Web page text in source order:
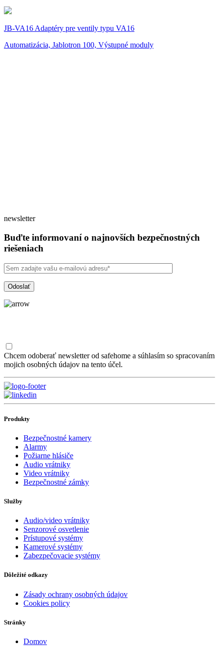
JB-VA16 Adaptéry pre ventily typu VA16
Automatizácia, Jablotron 100, Výstupné moduly
newsletter
Buďte informovaní o najnovších bezpečnostných
riešeniach
Chcem odoberať newsletter od safehome a súhlasím so spracovaním
mojich osobných údajov na tento účel.
Produkty
Bezpečnostné kamery
Alarmy
Požiarne hlásiče
Audio vrátniky
Video vrátniky
Bezpečnostné zámky
Služby
Audio/video vrátniky
Senzorové osvetlenie
Prístupové systémy
Kamerové systémy
Zabezpečovacie systémy
Dôležité odkazy
Zásady ochrany osobných údajov
Cookies policy
Stránky
Domov